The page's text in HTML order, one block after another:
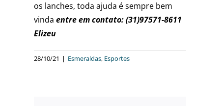
os lanches, toda ajuda é sempre bem
vinda entre em contato: (31)97571-8611
Elizeu
28/10/21 | Esmeraldas, Esportes